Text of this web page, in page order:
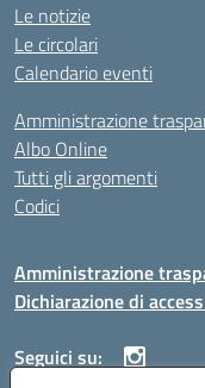
Le notizie
Le circolari
Calendario eventi
Amministrazione
Albo Online
Tutti gli argomenti
Codici
Amministrazione
Dichiarazione di
Seguici su: